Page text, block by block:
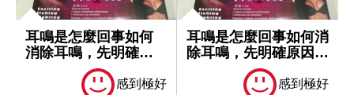
耳鳴是怎麼回事如何
消除耳鳴，先明確原
感到極好
耳鳴是怎麼回事如何消
除耳鳴，先明確原因再
感到極好